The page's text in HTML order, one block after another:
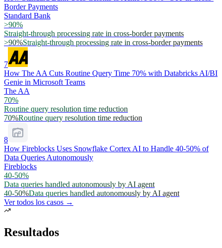
Border Payments
Standard Bank
>90%
Straight-through processing rate in cross-border payments
>90%Straight-through processing rate in cross-border payments
7
How The AA Cuts Routine Query Time 70% with Databricks AI/BI
Genie in Microsoft Teams
The AA
70%
Routine query resolution time reduction
70%Routine query resolution time reduction
8
How Fireblocks Uses Snowflake Cortex AI to Handle 40-50% of
Data Queries Autonomously
Fireblocks
40-50%
Data queries handled autonomously by AI agent
40-50%Data queries handled autonomously by AI agent
Ver todos los casos →
Resultados